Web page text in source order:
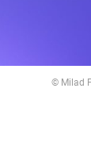
© Milad